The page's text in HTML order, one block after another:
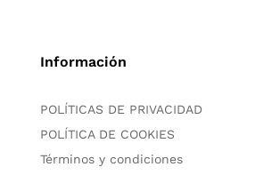
Información
POLÍTICAS DE PRIVACIDAD
POLÍTICA DE COOKIES
Términos y condiciones